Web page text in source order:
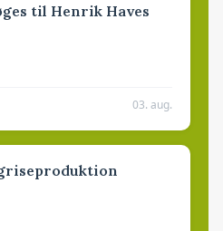
til Henrik Haves
03. aug.